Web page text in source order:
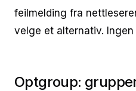
feilmelding fra
velge et alternativ.
Optgroup: